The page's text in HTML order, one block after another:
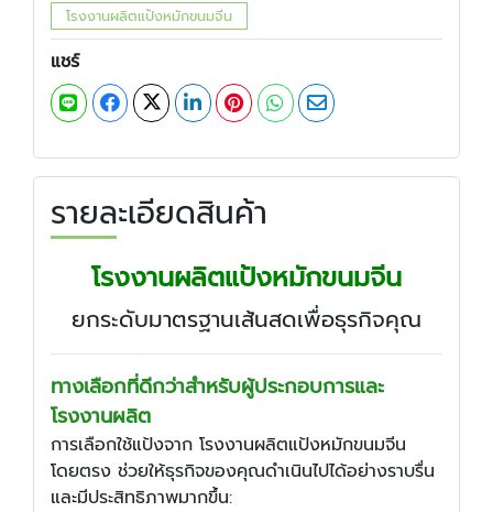
โรงงานผลิตแป้งหมักขนมจีน
แชร์
รายละเอียดสินค้า
โรงงานผลิตแป้งหมักขนมจีน
ยกระดับมาตรฐานเส้นสดเพื่อธุรกิจคุณ
ทางเลือกที่ดีกว่าสำหรับผู้ประกอบการและ
โรงงานผลิต
การเลือกใช้แป้งจาก โรงงานผลิตแป้งหมักขนมจีน
โดยตรง ช่วยให้ธุรกิจของคุณดำเนินไปได้อย่างราบรื่น
และมีประสิทธิภาพมากขึ้น: